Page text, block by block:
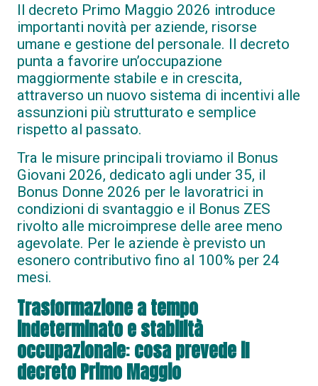
Il decreto Primo Maggio 2026 introduce
importanti novità per aziende, risorse
umane e gestione del personale. Il decreto
punta a favorire un’occupazione
maggiormente stabile e in crescita,
attraverso un nuovo sistema di incentivi alle
assunzioni più strutturato e semplice
rispetto al passato.
Tra le misure principali troviamo il Bonus
Giovani 2026, dedicato agli under 35, il
Bonus Donne 2026 per le lavoratrici in
condizioni di svantaggio e il Bonus ZES
rivolto alle microimprese delle aree meno
agevolate. Per le aziende è previsto un
esonero contributivo fino al 100% per 24
mesi.
Trasformazione a tempo
indeterminato e stabilità
occupazionale:cosa prevede il
decreto Primo Maggio